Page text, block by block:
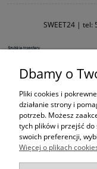
SWEET24 | tel:
Dbamy o
Pliki cookies i
działanie strony i
potrzeb. Możesz
tych plików i przejść
swoich preferencji,
Więcej o plikach